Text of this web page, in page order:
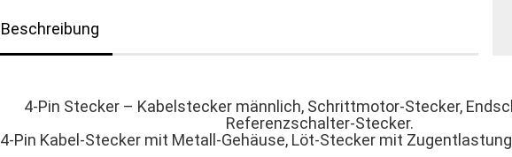
Beschreibung
4-Pin Stecker – Kabelstecker männlich, Schrittmotor-Stecker,
Referenzschalter-Stecker.
4-Pin Kabel-Stecker mit Metall-Gehäuse, Löt-Stecker mit